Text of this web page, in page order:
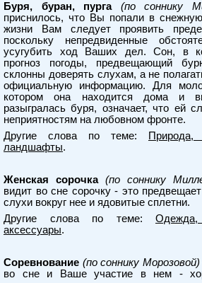
Буря, буран, пурга (по соннику
приснилось, что Вы попали в
жизни Вам следует проявить
поскольку непредвиденные
усугубить ход Ваших дел. Сон, в
прогноз погоды, предвещающий
склонны доверять слухам, а не
официальную информацию. Для
котором она находится дома и
разыгралась буря, означает, что ей
неприятностям на любовном фронте.
Другие слова по теме:
Природа,
ландшафты.
Женская сорочка (по соннику
видит во сне сорочку - это
слухи вокруг нее и ядовитые сплетни.
Другие слова по теме:
аксессуары.
Соревнование (по соннику Морозовой)
во сне и Ваше участие в нем -